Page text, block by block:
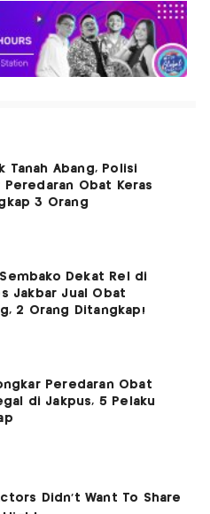
Tanah Abang, Polisi
Peredaran Obat Keras
3 Orang
Dekat Rel di
Jakbar Jual Obat
2 Orang Ditangkap!
Peredaran Obat
di Jakpus, 5 Pelaku